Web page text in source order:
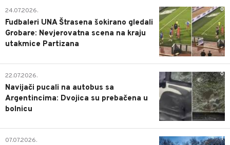
0
24.07.2026.
Fudbaleri UNA Štrasena šokirano gledali
Grobare: Nevjerovatna scena na kraju
utakmice Partizana
0
22.07.2026.
Navijači pucali na autobus sa
Argentincima: Dvojica su prebačena u
bolnicu
1
07.07.2026.